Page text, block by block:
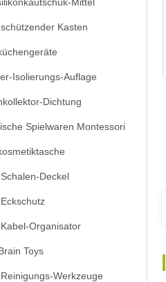
Kasten
Isolierungs-Auflage
Dichtung
Spielwaren Montessori
Deckel
Organisator
Toys
Werkzeuge